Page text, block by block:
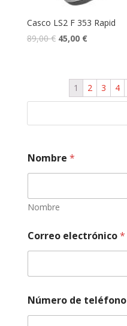
Casco LS2 F 353 Rapid
89,00€ 45,00 €
1 2 3 4
Nombre *
Nombre
o
r
e
m
e
c
Correo electrónico*
Número de teléfono